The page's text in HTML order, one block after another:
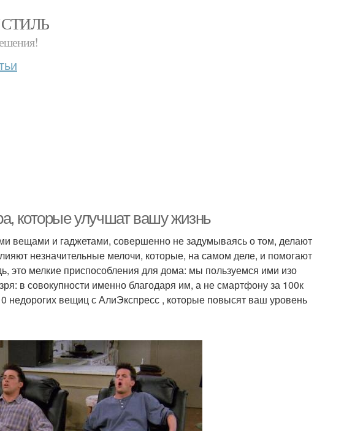
которые улучшат вашу жизнь
вещами и гаджетами, совершенно не задумываясь о том, делают
незначительные мелочи, которые, на самом деле, и помогают
это мелкие приспособления для дома: мы пользуемся ими изо
в совокупности именно благодаря им, а не смартфону за 100к
недорогих вещиц с АлиЭкспресс , которые повысят ваш уровень